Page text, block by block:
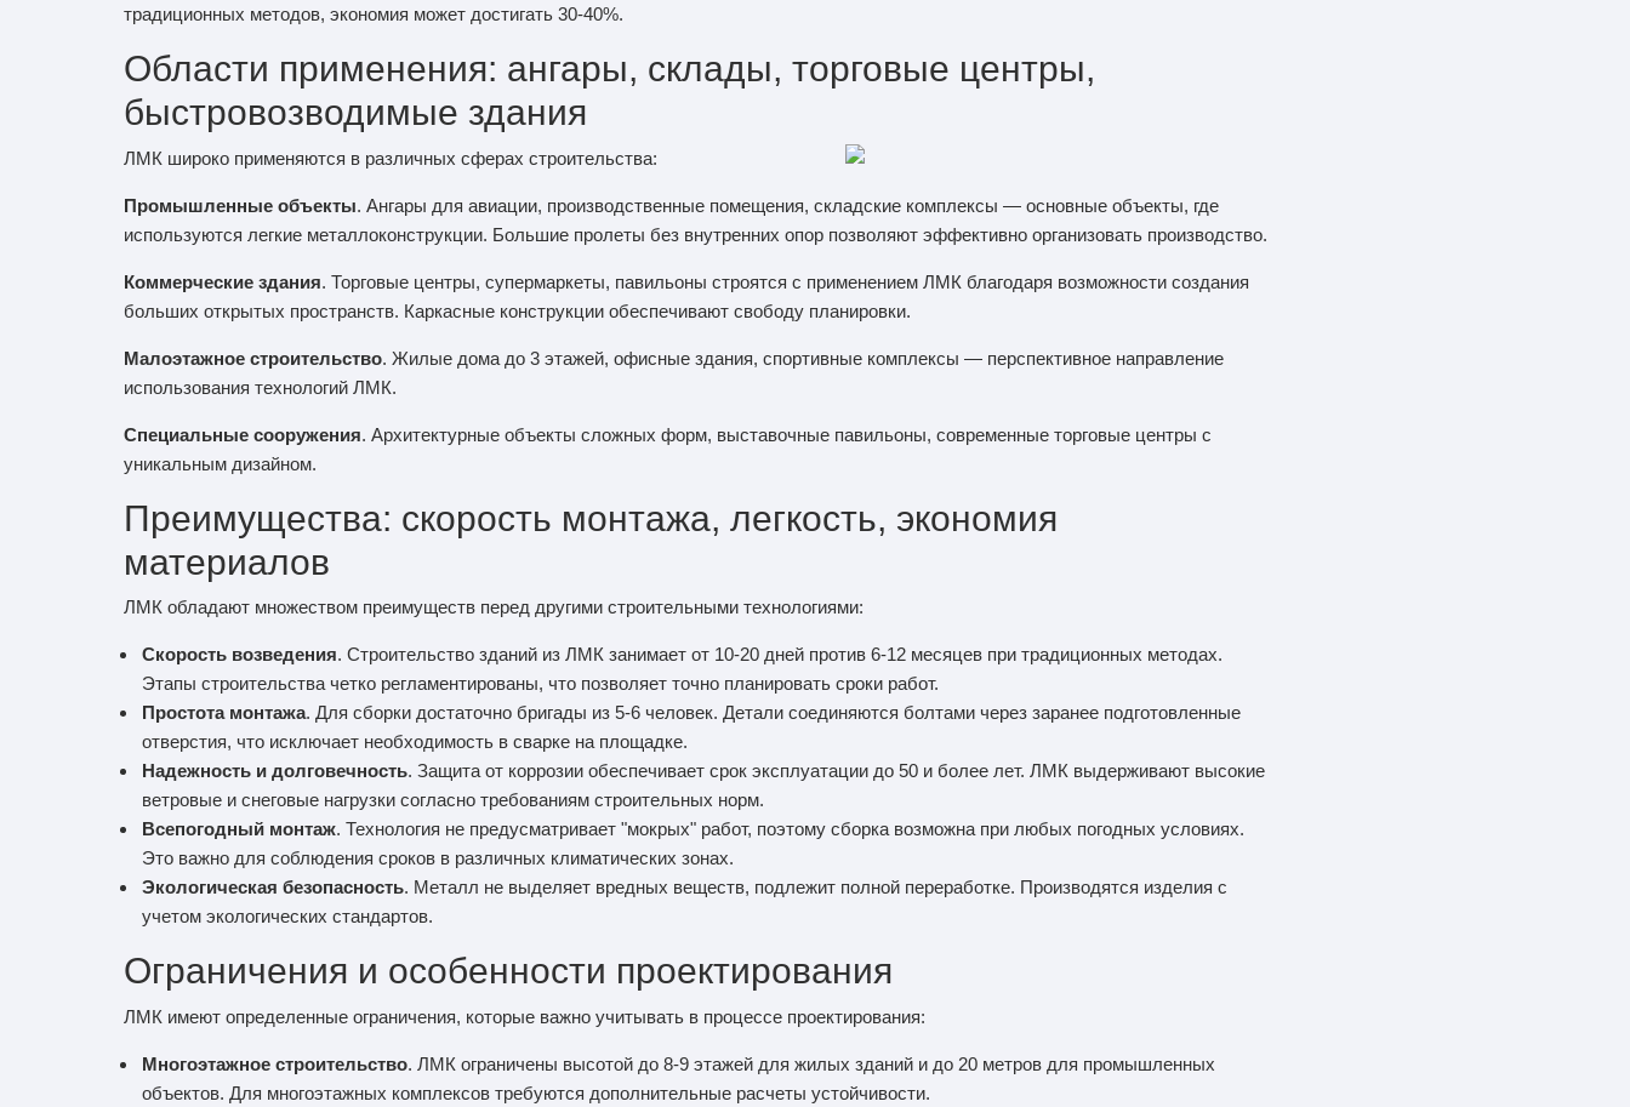
традиционных методов, экономия может достигать 30-40%.
Области применения: ангары, склады, торговые центры,
быстровозводимые здания
ЛМК широко применяются в различных сферах строительства:
Промышленные объекты. Ангары для авиации, производственные помещения, складские комплексы — основные объекты, где
используются легкие металлоконструкции. Большие пролеты без внутренних опор позволяют эффективно организовать производство.
Коммерческие здания. Торговые центры, супермаркеты, павильоны строятся с применением ЛМК благодаря возможности создания
больших открытых пространств. Каркасные конструкции обеспечивают свободу планировки.
Малоэтажное строительство. Жилые дома до 3 этажей, офисные здания, спортивные комплексы — перспективное направление
использования технологий ЛМК.
Специальные сооружения. Архитектурные объекты сложных форм, выставочные павильоны, современные торговые центры с
уникальным дизайном.
Преимущества: скорость монтажа, легкость, экономия
материалов
ЛМК обладают множеством преимуществ перед другими строительными технологиями:
Скорость возведения. Строительство зданий из ЛМК занимает от 10-20 дней против 6-12 месяцев при традиционных методах.
Этапы строительства четко регламентированы, что позволяет точно планировать сроки работ.
Простота монтажа. Для сборки достаточно бригады из 5-6 человек. Детали соединяются болтами через заранее подготовленные
отверстия, что исключает необходимость в сварке на площадке.
Надежность и долговечность. Защита от коррозии обеспечивает срок эксплуатации до 50 и более лет. ЛМК выдерживают высокие
ветровые и снеговые нагрузки согласно требованиям строительных норм.
Всепогодный монтаж. Технология не предусматривает "мокрых" работ, поэтому сборка возможна при любых погодных условиях.
Это важно для соблюдения сроков в различных климатических зонах.
Экологическая безопасность. Металл не выделяет вредных веществ, подлежит полной переработке. Производятся изделия с
учетом экологических стандартов.
Ограничения и особенности проектирования
ЛМК имеют определенные ограничения, которые важно учитывать в процессе проектирования:
Многоэтажное строительство. ЛМК ограничены высотой до 8-9 этажей для жилых зданий и до 20 метров для промышленных
объектов. Для многоэтажных комплексов требуются дополнительные расчеты устойчивости.